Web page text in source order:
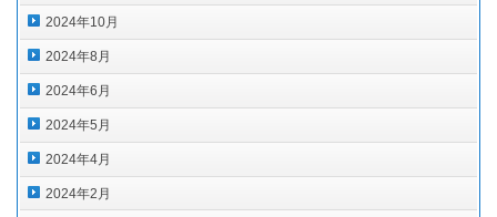
2024年10月
2024年8月
2024年6月
2024年5月
2024年4月
2024年2月